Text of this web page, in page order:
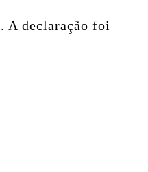
A declaração foi